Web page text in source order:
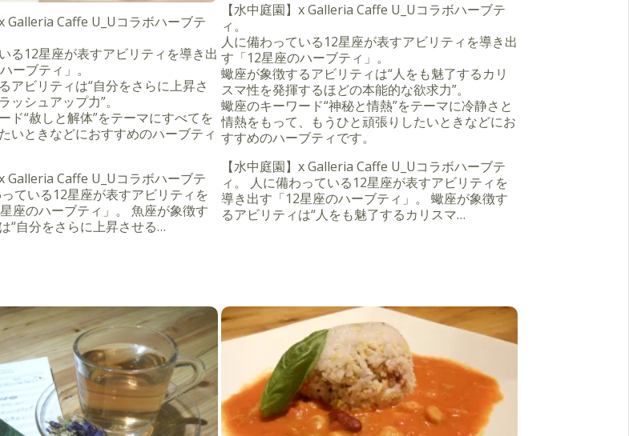
Galleria Caffe U_Uコラボハーブテ
る12星座が表すアビリティを導き出
ーブティ」。
アビリティは“自分をさらに上昇さ
ッシュアップ力”。
ド“赦しと解体”をテーマにすべてを
いときなどにおすすめのハーブティ
Galleria Caffe U_Uコラボハーブテ
ている12星座が表すアビリティを
座のハーブティ」。 魚座が象徴す
“自分をさらに上昇させる…
【水中庭園】x Galleria Caffe U_Uコラボハーブテ
ィ。
人に備わっている12星座が表すアビリティを導き出
す「12星座のハーブティ」。
蠍座が象徴するアビリティは“人をも魅了するカリ
スマ性を発揮するほどの本能的な欲求力”。
蠍座のキーワード“神秘と情熱”をテーマに冷静さと
情熱をもって、もうひと頑張りしたいときなどにお
すすめのハーブティです。
【水中庭園】x Galleria Caffe U_Uコラボハーブテ
ィ。 人に備わっている12星座が表すアビリティを
導き出す「12星座のハーブティ」。 蠍座が象徴す
るアビリティは“人をも魅了するカリスマ…